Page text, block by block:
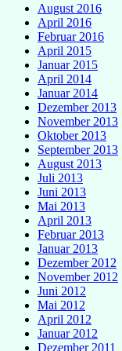
August 2016
April 2016
Februar 2016
April 2015
Januar 2015
April 2014
Januar 2014
Dezember 2013
November 2013
Oktober 2013
September 2013
August 2013
Juli 2013
Juni 2013
Mai 2013
April 2013
Februar 2013
Januar 2013
Dezember 2012
November 2012
Juni 2012
Mai 2012
April 2012
Januar 2012
Dezember 2011